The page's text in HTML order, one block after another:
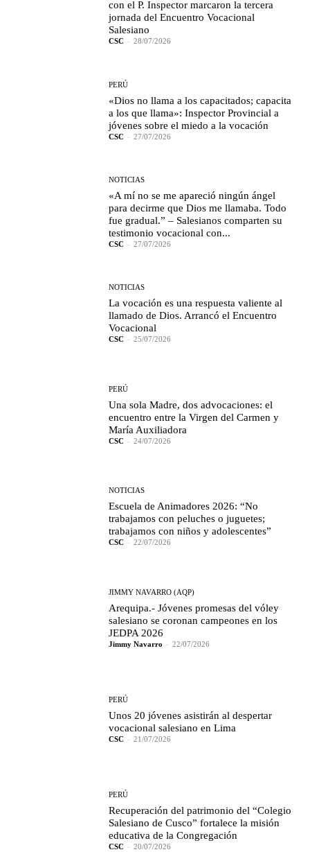
con el P. Inspector marcaron la tercera
jornada del Encuentro Vocacional
Salesiano
CSC - 28/07/2026
PERÚ
«Dios no llama a los capacitados; capacita
a los que llama»: Inspector Provincial a
jóvenes sobre el miedo a la vocación
CSC - 27/07/2026
NOTICIAS
«A mí no se me apareció ningún ángel
para decirme que Dios me llamaba. Todo
fue gradual.” – Salesianos comparten su
testimonio vocacional con...
CSC - 27/07/2026
NOTICIAS
La vocación es una respuesta valiente al
llamado de Dios. Arrancó el Encuentro
Vocacional
CSC - 25/07/2026
PERÚ
Una sola Madre, dos advocaciones: el
encuentro entre la Virgen del Carmen y
María Auxiliadora
CSC - 24/07/2026
NOTICIAS
Escuela de Animadores 2026: “No
trabajamos con peluches o juguetes;
trabajamos con niños y adolescentes”
CSC - 22/07/2026
JIMMY NAVARRO (AQP)
Arequipa.- Jóvenes promesas del vóley
salesiano se coronan campeones en los
JEDPA 2026
Jimmy Navarro - 22/07/2026
PERÚ
Unos 20 jóvenes asistirán al despertar
vocacional salesiano en Lima
CSC - 21/07/2026
PERÚ
Recuperación del patrimonio del “Colegio
Salesiano de Cusco” fortalece la misión
educativa de la Congregación
CSC - 20/07/2026